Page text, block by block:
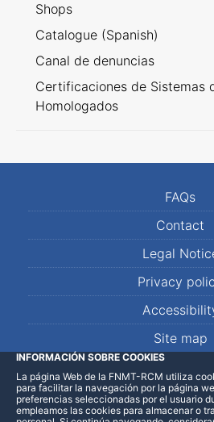
Shops
Catalogue (Spanish)
Canal de denuncias
Certificaciones de Sistemas
Homologados
FAQs
Contact
Legal
Privacy
Site map
LinkedInFacebookWhatsApp
INFORMACIÓN SOBRE COOKIES
La página Web de la FNMT-RCM utiliza
para facilitar la navegación por la página
preferencias seleccionadas por el usuario
empleamos las cookies para almacenar o